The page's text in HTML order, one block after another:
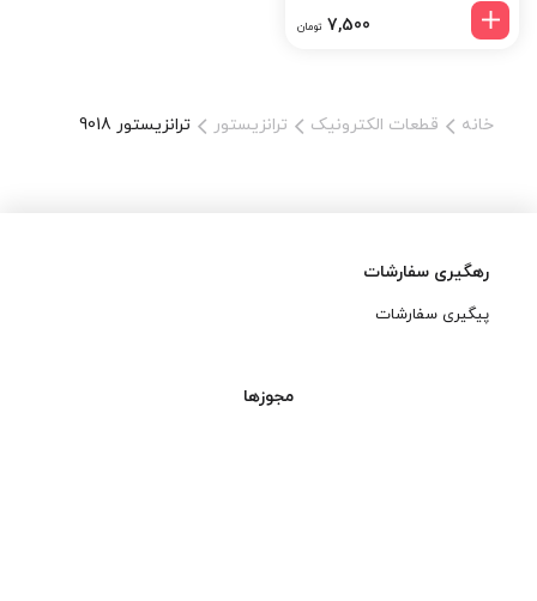
7,500 تومان
خانه قطعات الکترونیک ترانزیستور ترانزیستور 9018
رهگیری سفارشات
پیگیری سفارشات
مجوزها